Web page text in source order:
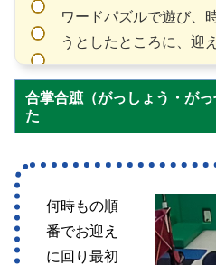
ワードパズルで遊び、
うとしたところに、迎
合掌合蹠（がっしょう・が
た
何時もの順
番でお迎え
に回り最初